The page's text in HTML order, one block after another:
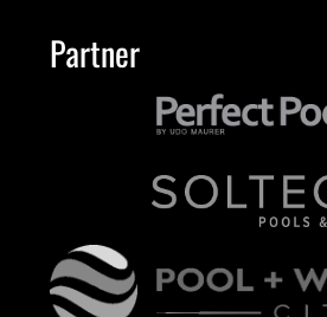
Partner